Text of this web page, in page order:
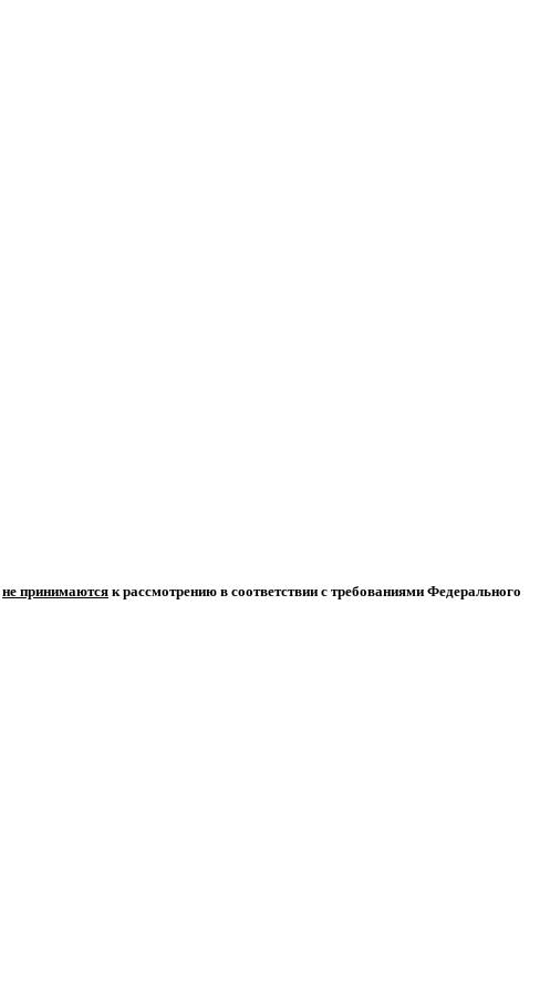
не принимаются к рассмотрению в соответствии с требованиями Федерального